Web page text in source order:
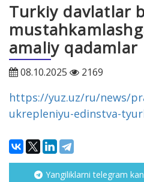
Turkiy davlatlar
amaliy qadamlar
08.10.2025 2169
https://yuz.uz/ru/news/
ukrepleniyu-edinstva-
Yangiliklarni telegram